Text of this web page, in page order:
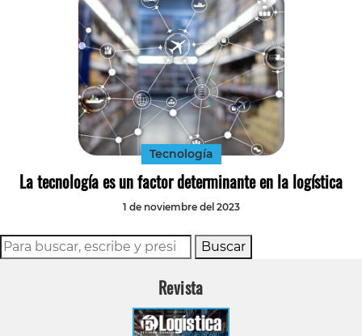
Tecnología
La tecnología es un factor determinante en la logística
1 de noviembre del 2023
Buscar
Revista